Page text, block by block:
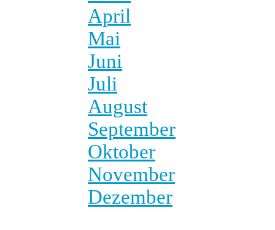
April
Mai
Juni
Juli
August
September
Oktober
November
Dezember